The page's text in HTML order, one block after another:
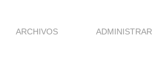
ARCHIVOS ADMINISTRAR